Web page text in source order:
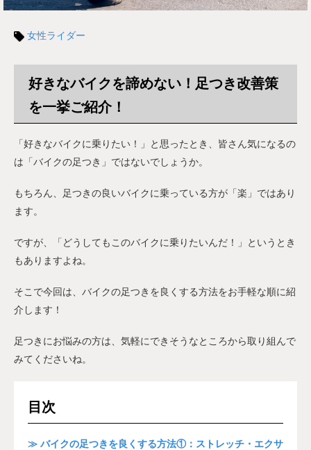
女性ライダー
好きなバイクを諦めない！足つき改善策
を一挙ご紹介！
「好きなバイクに乗りたい！」と思ったとき、皆さん気になるの
は「バイクの足つき」ではないでしょうか。
もちろん、足つきの良いバイクに乗っている方が「楽」ではあり
ます。
ですが、「どうしてもこのバイクに乗りたいんだ！」というとき
もありますよね。
そこで今回は、バイクの足つきを良くする方法をお手軽な順に紹
介します！
足つきにお悩みの方は、気軽にできそうなところから取り組んで
みてくださいね。
目次
≫ バイクの足つきを良くする方法①：ストレッチ・エクサ